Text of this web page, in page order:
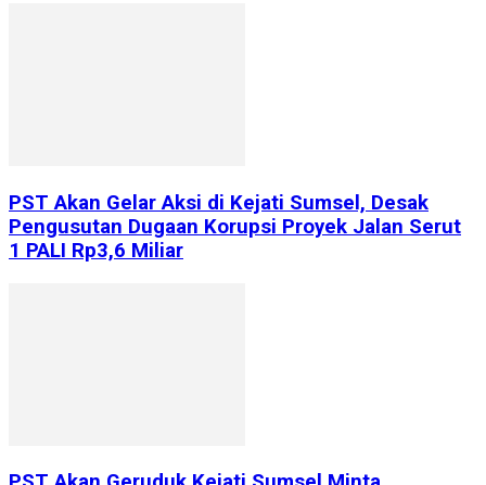
PST Akan Gelar Aksi di Kejati Sumsel, Desak
Pengusutan Dugaan Korupsi Proyek Jalan Serut
1 PALI Rp3,6 Miliar